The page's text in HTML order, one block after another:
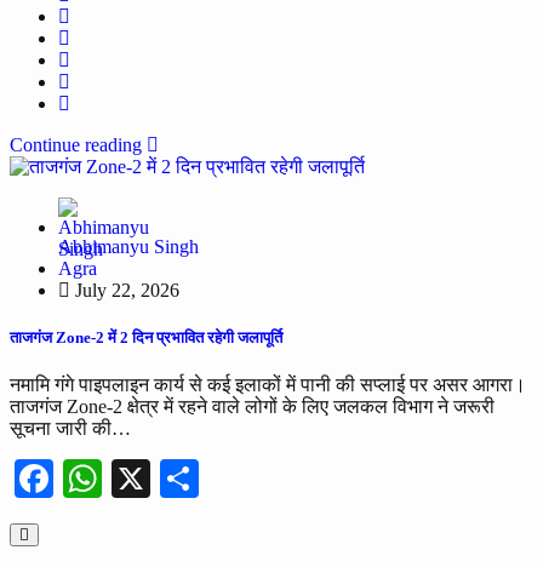
Continue reading
Abhimanyu Singh
Agra
July 22, 2026
ताजगंज Zone-2 में 2 दिन प्रभावित रहेगी जलापूर्ति
नमामि गंगे पाइपलाइन कार्य से कई इलाकों में पानी की सप्लाई पर असर आगरा।
ताजगंज Zone-2 क्षेत्र में रहने वाले लोगों के लिए जलकल विभाग ने जरूरी
सूचना जारी की…
Facebook
WhatsApp
X